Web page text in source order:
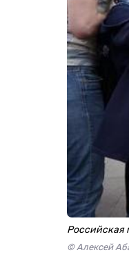
Российская
© Алексей